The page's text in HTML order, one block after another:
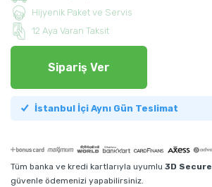
Hijyenik Paket ve Servis
12 Aya Varan Taksit
Sipariş Ver
İstanbul İçi Aynı Gün Teslimat
Tüm banka ve kredi kartlarıyla uyumlu 3D Secure
güvenle ödemenizi yapabilirsiniz.